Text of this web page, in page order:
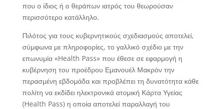
που ο ίδιος ή ο θεράπων ιατρός του θεωρούσαν
περισσότερο κατάλληλο.
Πιλότος για τους κυβερνητικούς σχεδιασμούς αποτελεί,
σύμφωνα με πληροφορίες, το γαλλικό σχέδιο με την
επωνυμία «Health Pass» που έθεσε σε εφαρμογή η
κυβέρνηση του προέδρου Εμανουέλ Μακρόν την
περασμένη εβδομάδα και προβλέπει τη δυνατότητα κάθε
πολίτη να εκδίδει ηλεκτρονικά ατομική Κάρτα Υγείας
(Health Pass) η οποία αποτελεί παραλλαγή του